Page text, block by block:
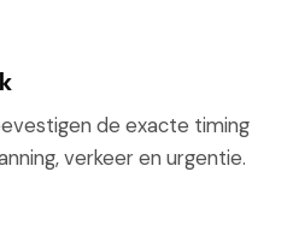
de exacte timing
verkeer en urgentie.